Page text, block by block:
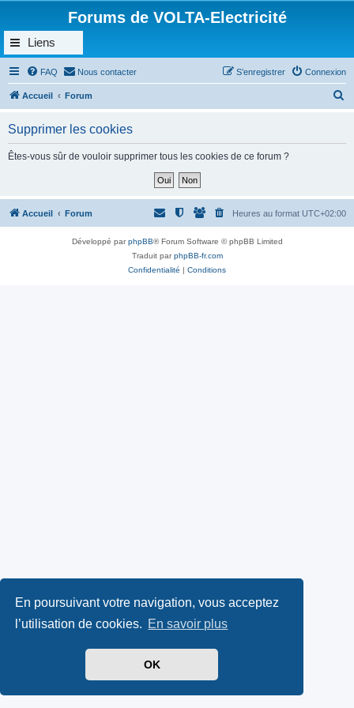
En poursuivant votre navigation, vous acceptez
l’utilisation de cookies. En savoir plus
OK
Forums de VOLTA-Electricité
Liens
FAQ Nous contacter Connexion
S’enregistrer
Accueil Forum
h
Supprimer les cookies
Êtes-vous sûr de vouloir supprimer tous les cookies de ce forum ?
Accueil Forum Heures au format UTC+02:00
Développé parphpBB® Forum Software © phpBB Limited
Traduit parphpBB-fr.com
Confidentialité | Conditions